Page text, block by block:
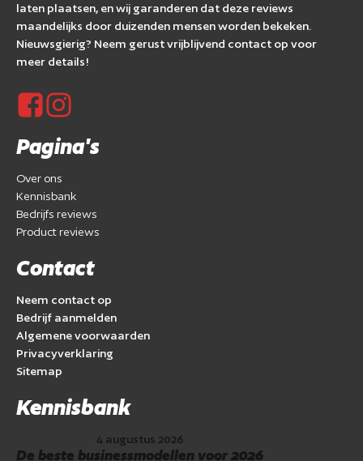
laten plaatsen, en wij garanderen dat deze reviews
maandelijks door duizenden mensen worden bekeken.
Nieuwsgierig? Neem gerust vrijblijvend contact op voor
meer details!
Pagina's
Over ons
Kennisbank
Bedrijfs reviews
Product reviews
Contact
Neem contact op
Bedrijf aanmelden
Algemene voorwaarden
Privacyverklaring
Sitemap
Kennisbank
4 augustus 2026
De beste businessmodellen voor 2026